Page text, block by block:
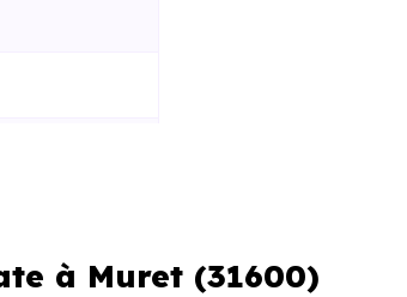
à Muret (31600)